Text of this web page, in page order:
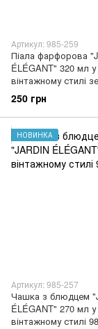
Артикул: 985-259
Піала фарфорова
ÉLÉGANT" 320 мл у
вінтажному стилі
250 грн
НОВИНКА
Артикул: 985-257
Чашка з блюдцем
ÉLÉGANT" 270 мл у
вінтажному стилі